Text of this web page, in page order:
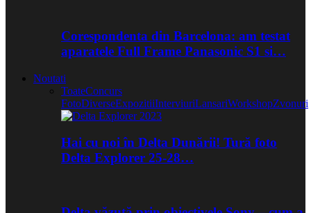
Corespondenta din Barcelona: am testat
aparatele Full Frame Panasonic S1 si…
Noutati
ToateConcurs
FotoDiverseExpozitiiInterviuriLansariWorkshopZvonuri
Hai cu noi în Delta Dunării! Tură foto
Delta Explorer 25-28…